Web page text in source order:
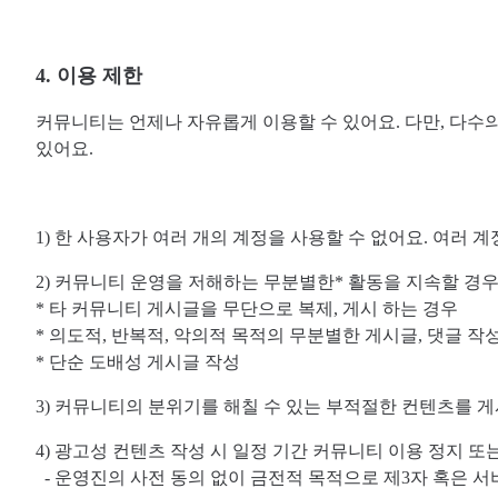
4. 이용 제한
커뮤니티는 언제나 자유롭게 이용할 수 있어요. 다만, 다
있어요.
1) 한 사용자가 여러 개의 계정을 사용할 수 없어요. 여러
2) 커뮤니티 운영을 저해하는 무분별한* 활동을 지속할 경
* 타 커뮤니티 게시글을 무단으로 복제, 게시 하는 경우
* 의도적, 반복적, 악의적 목적의 무분별한 게시글, 댓글 작
* 단순 도배성 게시글 작성
3) 커뮤니티의 분위기를 해칠 수 있는 부적절한 컨텐츠를
4) 광고성 컨텐츠 작성 시 일정 기간 커뮤니티 이용 정지 또
- 운영진의 사전 동의 없이 금전적 목적으로 제3자 혹은